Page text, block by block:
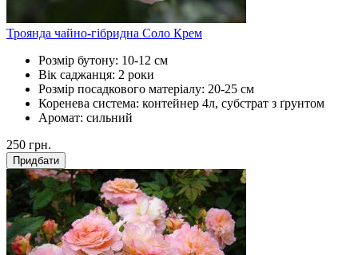
Троянда чайно-гібридна Соло Крем
Розмір бутону: 10-12 см
Вік саджанця: 2 роки
Розмір посадкового матеріалу: 20-25 см
Коренева система: контейнер 4л, субстрат з ґрунтом
Аромат: сильний
250 грн.
Придбати